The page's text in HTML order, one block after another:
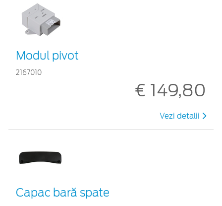
Modul pivot
2167010
€ 149,80
Vezi detalii
Capac bară spate